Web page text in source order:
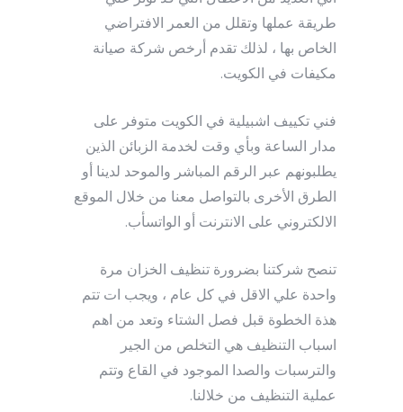
طريقة عملها وتقلل من العمر الافتراضي
الخاص بها ، لذلك تقدم أرخص شركة صيانة
مكيفات في الكويت.
فني تكييف اشبيلية في الكويت متوفر على
مدار الساعة وبأي وقت لخدمة الزبائن الذين
يطلبونهم عبر الرقم المباشر والموحد لدينا أو
الطرق الأخرى بالتواصل معنا من خلال الموقع
الالكتروني على الانترنت أو الواتسأب.
تنصح شركتنا بضرورة تنظيف الخزان مرة
واحدة علي الاقل في كل عام ، ويجب ات تتم
هذة الخطوة قبل فصل الشتاء وتعد من اهم
اسباب التنظيف هي التخلص من الجير
والترسبات والصدا الموجود في القاع وتتم
عملية التنظيف من خلالنا.